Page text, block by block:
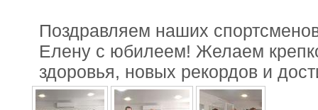
Поздравляем наших
Елену с юбилеем! Желаем
здоровья, новых рекордов и